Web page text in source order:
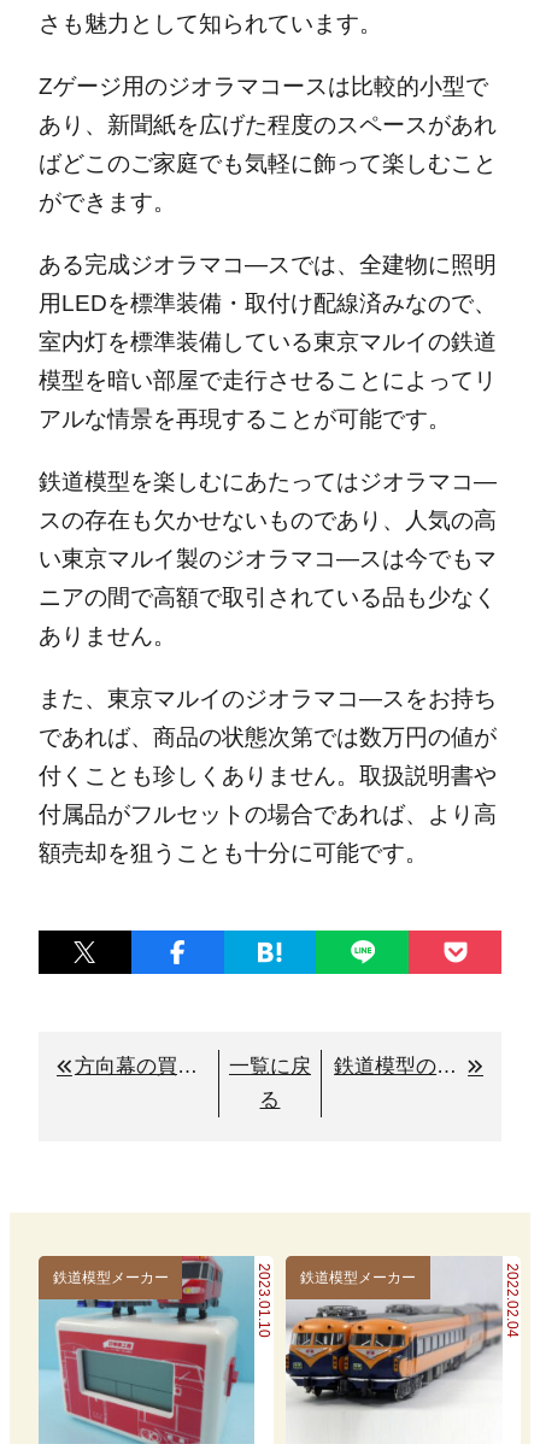
さも魅力として知られています。
Zゲージ用のジオラマコースは比較的小型で
あり、新聞紙を広げた程度のスペースがあれ
ばどこのご家庭でも気軽に飾って楽しむこと
ができます。
ある完成ジオラマコ―スでは、全建物に照明
用LEDを標準装備・取付け配線済みなので、
室内灯を標準装備している東京マルイの鉄道
模型を暗い部屋で走行させることによってリ
アルな情景を再現することが可能です。
鉄道模型を楽しむにあたってはジオラマコ―
スの存在も欠かせないものであり、人気の高
い東京マルイ製のジオラマコ―スは今でもマ
ニアの間で高額で取引されている品も少なく
ありません。
また、東京マルイのジオラマコ―スをお持ち
であれば、商品の状態次第では数万円の値が
付くことも珍しくありません。取扱説明書や
付属品がフルセットの場合であれば、より高
額売却を狙うことも十分に可能です。
方向幕の買取り【鉄道・バス】査定ポイント公開
一覧に戻
る
鉄道模型の出張買取り事前準備【改造品もプラス査定になる場合あり】
2023.01.10
鉄道模型メーカー 2022.02.04
鉄道模型メーカー